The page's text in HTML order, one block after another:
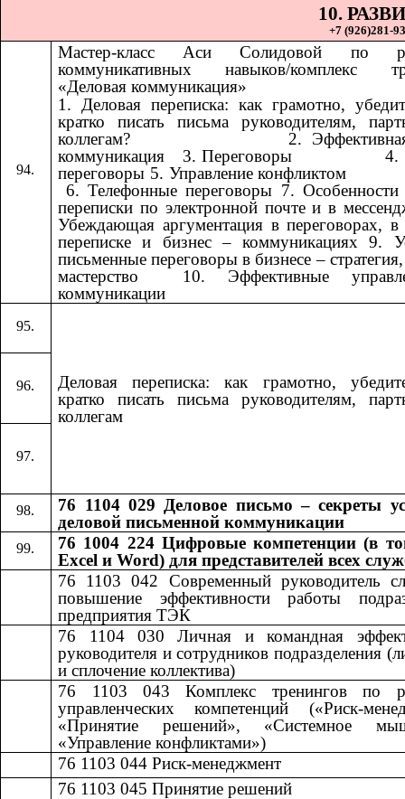
10.
+7 (926)281-
Мастер-класс Аси Солидовой по
коммуникативных навыков/комплекс
«Деловая коммуникация»
1. Деловая переписка: как грамотно,
кратко писать письма руководителям,
коллегам? ​​ ​​ ​​ ​​ ​​ ​​ ​​ ​​ ​​ ​​ ​​ ​​ ​​ ​​ ​​​​ 2. Эффективная
коммуникация ​​​​ 3. Переговоры ​​ ​​ ​​ ​​ ​​ ​​ ​​ ​​ ​​ ​​ ​​ ​​ ​​ ​​​​ 4.
переговоры 5. Управление конфликтом
6. Телефонные переговоры 7. Особенности
переписки по электронной почте и в
Убеждающая аргументация в переговорах, в
переписке и бизнес – коммуникациях 9.
письменные переговоры в бизнесе – стратегия,
мастерство ​​ 10. Эффективные
коммуникации​​
Деловая переписка: как грамотно,
кратко писать письма руководителям,
коллегам
76 1104 029 Деловое письмо – секреты
деловой письменной коммуникации
76 1004 224 Цифровые компетенции (в
Excel и Word) для представителей всех
76 1103 042
Современный руководитель
повышение эффективности работы
предприятия ТЭК
76 1104 030 ​​Личная и командная
руководителя и сотрудников подразделения
и сплочение коллектива)
76 1103 043 ​​Комплекс тренингов по
управленческих компетенций («Риск-
«Принятие решений», «Системное
«Управление конфликтами»)
76 1103 044 ​​Риск-менеджмент​​
76 1103 045 ​​Принятие решений​​